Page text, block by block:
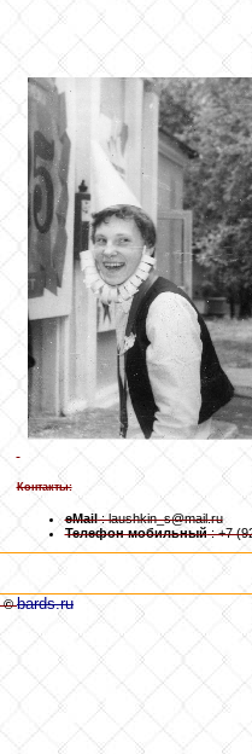
Контакты:
eMail: laushkin_s@mail.ru
Телефон мобильный: +7
©bards.ru